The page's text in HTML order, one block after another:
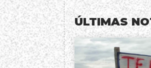
ÚLTIMAS